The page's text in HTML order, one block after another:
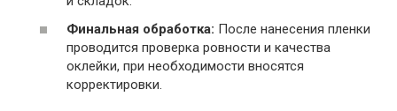
Финальная обработка: После нанесения пленки
проводится проверка ровности и качества
оклейки, при необходимости вносятся
корректировки.